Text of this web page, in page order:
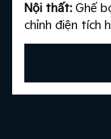
Nội thất: Ghế
chỉnh điện tích
ghế lái, điều
10.25”, màn
​ An toàn:Hệ